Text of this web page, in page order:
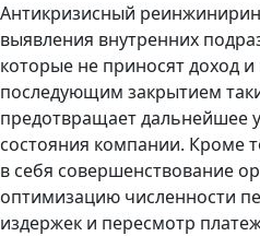
Антикризисный
выявления внутренних
которые не приносят доход и
последующим закрытием
предотвращает дальнейшее
состояния компании. Кроме
в себя совершенствование
оптимизацию численности
издержек и пересмотр